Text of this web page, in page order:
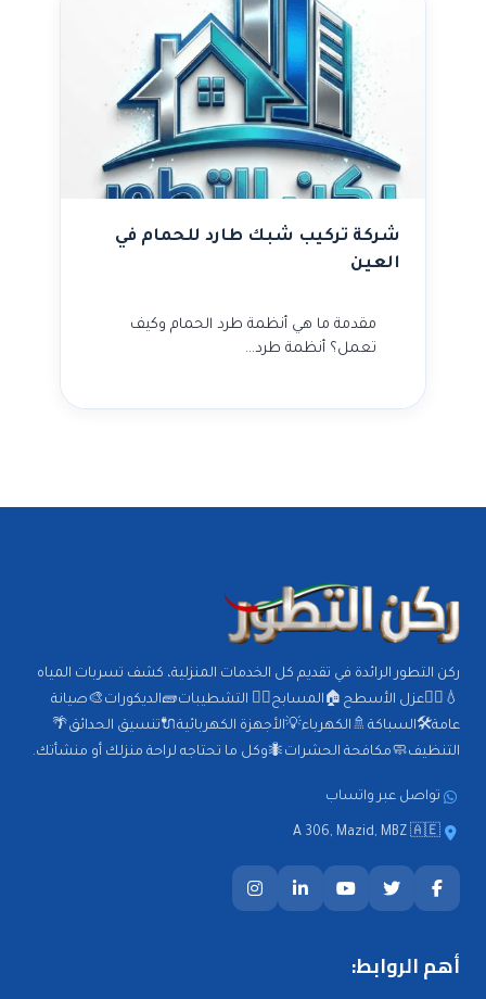
شركة تركيب شبك طارد للحمام في
العين
مقدمة ما هي أنظمة طرد الحمام وكيف
تعمل؟ أنظمة طرد…
ركن التطور الرائدة في تقديم كل الخدمات المنزلية، كشف تسربات المياه
💧🕵️‍♂️عزل الأسطح🏠المسابح🏊‍♂️ التشطيبات🧱الديكورات🎨صيانة
عامة🛠️السباكة🚿الكهرباء💡الأجهزة الكهربائية🔌تنسيق الحدائق🌴
التنظيف🧼مكافحة الحشرات🐜وكل ما تحتاجه لراحة منزلك أو منشأتك.
تواصل عبر واتساب
A 306, Mazid, MBZ 🇦🇪
أهم الروابط: